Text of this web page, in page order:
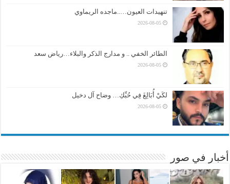
تنهيدات العيون…..ماجده الريماوي
2026-08-05
الطائر الخفي .. و مدارج الذكر والبلاء…رياض سعد
2026-08-05
لكَيْ أُبَالِغَ فِي حُبِّكِ… وضاح آل دخيل
2026-08-05
أخبار في صور